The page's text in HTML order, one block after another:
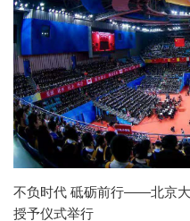
不负时代 砥砺前行——北京
授予仪式举行